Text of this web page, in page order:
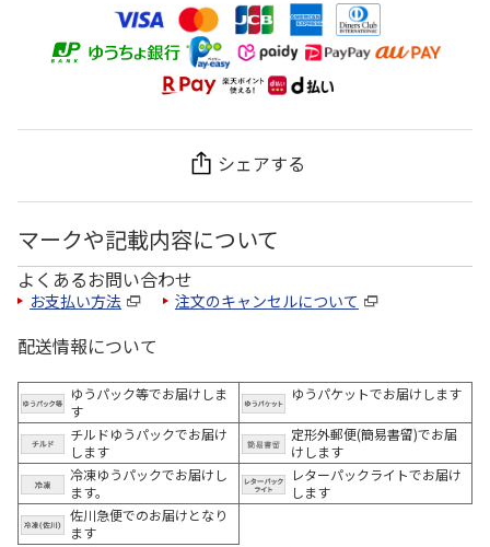
シェアする
マークや記載内容について
よくあるお問い合わせ
お支払い方法 注文のキャンセルについて
配送情報について
ゆうパック等でお届けしま
す
ゆうパケットでお届けします
チルドゆうパックでお届け
します
定形外郵便(簡易書留)でお届
けします
冷凍ゆうパックでお届けし
ます。
レターパックライトでお届け
します
佐川急便でのお届けとなり
ます